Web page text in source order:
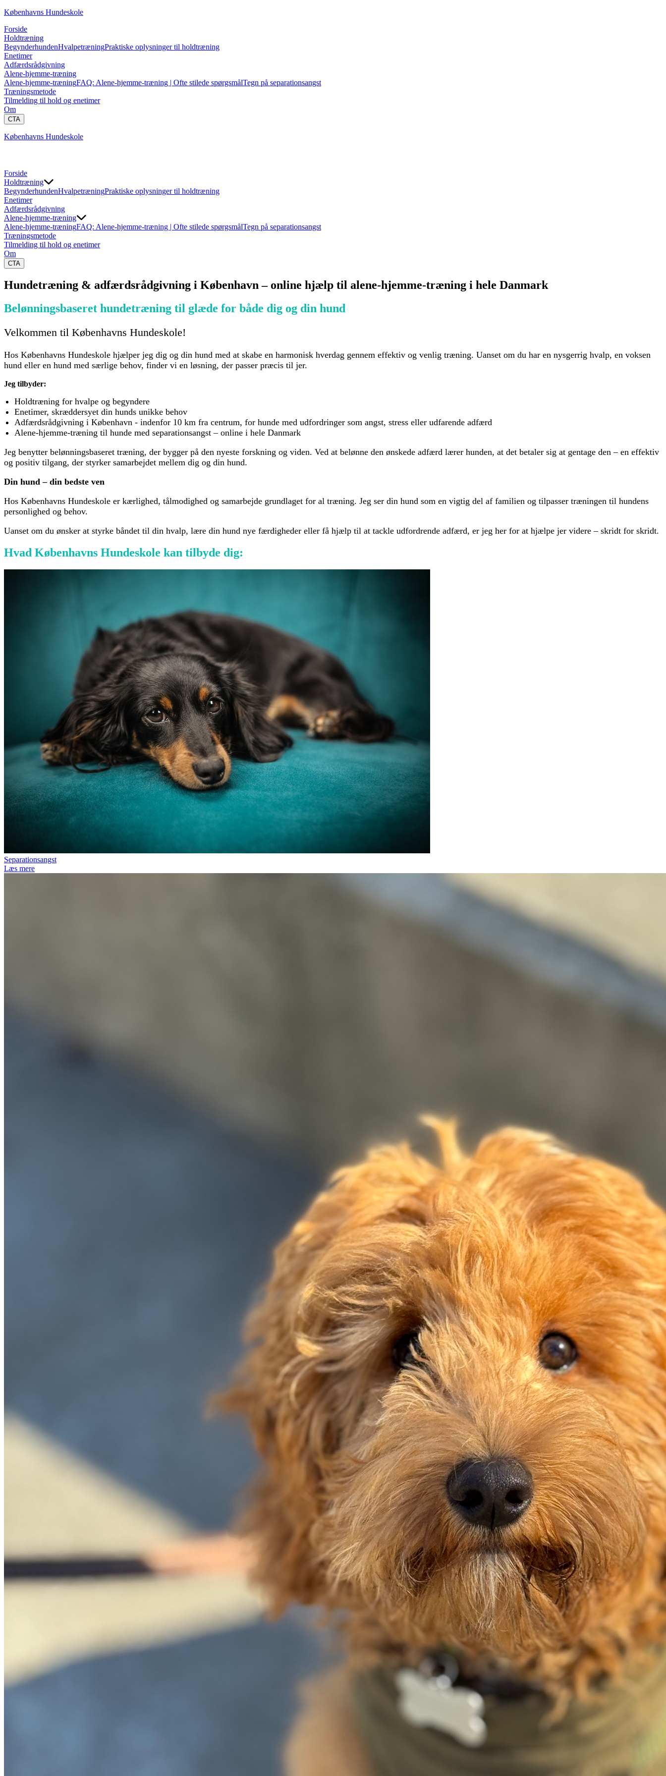
Københavns Hundeskole
Forside
Holdtræning
BegynderhundenHvalpetræningPraktiske oplysninger til holdtræning
Enetimer
Adfærdsrådgivning
Alene-hjemme-træning
Alene-hjemme-træningFAQ: Alene-hjemme-træning | Ofte stilede spørgsmålTegn på separationsangst
Træningsmetode
Tilmelding til hold og enetimer
Om
CTA
Københavns Hundeskole
Forside
Holdtræning
BegynderhundenHvalpetræningPraktiske oplysninger til holdtræning
Enetimer
Adfærdsrådgivning
Alene-hjemme-træning
Alene-hjemme-træningFAQ: Alene-hjemme-træning | Ofte stilede spørgsmålTegn på separationsangst
Træningsmetode
Tilmelding til hold og enetimer
Om
CTA
Hundetræning & adfærdsrådgivning i København – online hjælp til alene-hjemme-træning i hele Danmark
Belønningsbaseret hundetræning til glæde for både dig og din hund
Velkommen til Københavns Hundeskole!
Hos Københavns Hundeskole hjælper jeg dig og din hund med at skabe en harmonisk hverdag gennem effektiv og venlig træning. Uanset om du har en nysgerrig hvalp, en voksen
hund eller en hund med særlige behov, finder vi en løsning, der passer præcis til jer.
Jeg tilbyder:
Holdtræning for hvalpe og begyndere
Enetimer, skræddersyet din hunds unikke behov
Adfærdsrådgivning i København - indenfor 10 km fra centrum, for hunde med udfordringer som angst, stress eller udfarende adfærd
Alene-hjemme-træning til hunde med separationsangst – online i hele Danmark
Jeg benytter belønningsbaseret træning, der bygger på den nyeste forskning og viden. Ved at belønne den ønskede adfærd lærer hunden, at det betaler sig at gentage den – en effektiv
og positiv tilgang, der styrker samarbejdet mellem dig og din hund.
Din hund – din bedste ven
Hos Københavns Hundeskole er kærlighed, tålmodighed og samarbejde grundlaget for al træning. Jeg ser din hund som en vigtig del af familien og tilpasser træningen til hundens
personlighed og behov.
Uanset om du ønsker at styrke båndet til din hvalp, lære din hund nye færdigheder eller få hjælp til at tackle udfordrende adfærd, er jeg her for at hjælpe jer videre – skridt for skridt.
Hvad Københavns Hundeskole kan tilbyde dig:
Separationsangst
Læs mere